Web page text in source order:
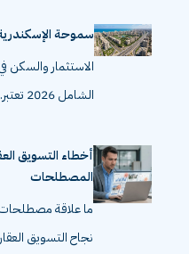
سموحة الإسكندرية 2026 | تحديث الأسعار
الاستثمار والسكن
الشامل 2026 تعتبر…
أخطاء التسويق
المصطلحات
ما علاقة مصطلحات
نجاح التسويق